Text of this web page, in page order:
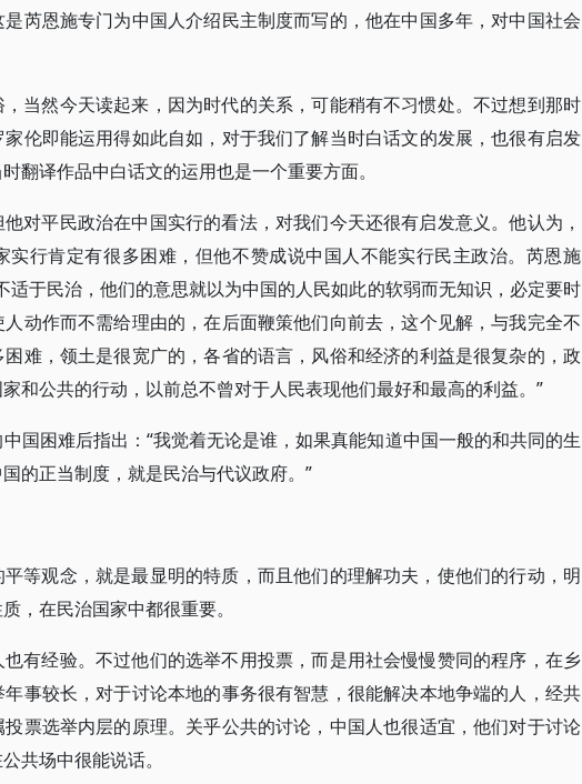
芮恩施专门为中国人介绍民主制度而写的，他在中国多年，对中国社会
当然今天读起来，因为时代的关系，可能稍有不习惯处。不过想到那时
伦即能运用得如此自如，对于我们了解当时白话文的发展，也很有启发
翻译作品中白话文的运用也是一个重要方面。
对平民政治在中国实行的看法，对我们今天还很有启发意义。他认为，
实行肯定有很多困难，但他不赞成说中国人不能实行民主政治。芮恩施
适于民治，他们的意思就以为中国的人民如此的软弱而无知识，必定要时
动作而不需给理由的，在后面鞭策他们向前去，这个见解，与我完全不
难，领土是很宽广的，各省的语言，风俗和经济的利益是很复杂的，政
和公共的行动，以前总不曾对于人民表现他们最好和最高的利益。”
国困难后指出：“我觉着无论是谁，如果真能知道中国一般的和共同的生
的正当制度，就是民治与代议政府。”
等观念，就是最显明的特质，而且他们的理解功夫，使他们的行动，明
，在民治国家中都很重要。
有经验。不过他们的选举不用投票，而是用社会慢慢赞同的程序，在乡
事较长，对于讨论本地的事务很有智慧，很能解决本地争端的人，经共
票选举内层的原理。关乎公共的讨论，中国人也很适宜，他们对于讨论
共场中很能说话。